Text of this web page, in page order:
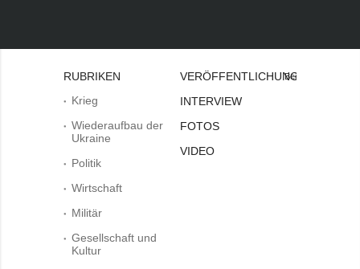
RUBRIKEN
Krieg
Wiederaufbau der
Ukraine
Politik
Wirtschaft
Militär
Gesellschaft und
Kultur
VERÖFFENTLICHUNGEN
INTERVIEW
FOTOS
VIDEO
Bei